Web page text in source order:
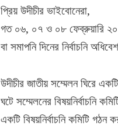
প্রিয় উদীচীর ভাইবোনেরা,
গত ০৬, ০৭ ও ০৮ ফেব্রুয়ারি
বা সমাপনি দিনের নির্বাচনি
উদীচীর জাতীয় সম্মেলন ঘিরে
ঘটে সম্মেলনের বিষয়নির্বাচনি
একটি বিষয়নির্বাচনি কমিটি